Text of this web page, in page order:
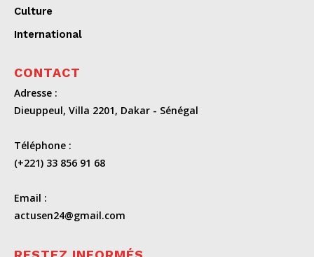
Culture
International
CONTACT
Adresse :
Dieuppeul, Villa 2201, Dakar - Sénégal
Téléphone :
(+221) 33 856 91 68
Email :
actusen24@gmail.com